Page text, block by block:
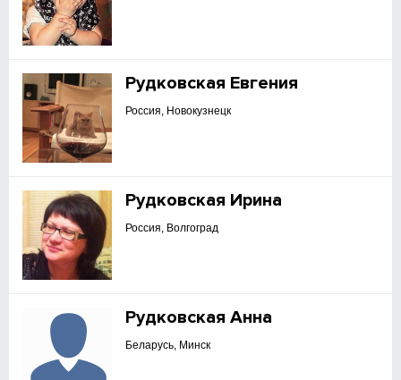
Рудковская Евгения
Россия, Новокузнецк
Рудковская Ирина
Россия, Волгоград
Рудковская Анна
Беларусь, Минск